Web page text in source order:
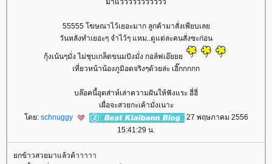
มาแว๊วววววววววว
55555 โฆษณาไว้เยอะมาก ลูกค้ามาสั่งเพียบเล
วันหลังทำเยอะๆ จำไว้ๆ แหม..ดูแต่ละคนสั่งซะก่อน
กุ้งเน้นๆมั่ง ไม่ชุบเกล็ดขนมปังมั่ง กอล์ฟเอ๊
เที่ยวหน้าน้องภูมิอดจริงๆด้วยล่ะ เอิ๊กกกกก
บล๊อคนี้อุตส่าห์เล่าความฝันให้ฟังแระ ฮี่ฮี่
เผื่อจะสวยกะเค้ามั่งเนาะ
ดย: schnuggy
27 พฤษภาคม 2556
15:41:29 น.
กข้าวสวยมาแล้วค้าาาาา